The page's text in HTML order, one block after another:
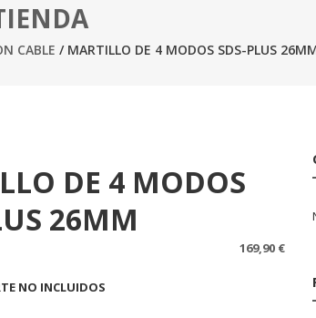
CABLE / MARTILLO DE 4 MODOS SDS-PLUS
DE 4 MODOS
26MM
169,90 €
NO INCLUIDOS